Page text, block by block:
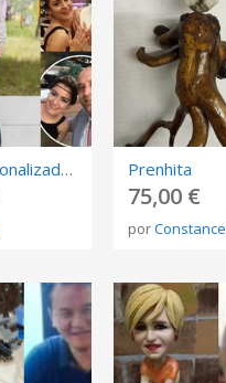
figura personalizada de fotos, 3D retrato Biscuit, muñeca de arte mini me personalizada Prenhita
75,00 €
porConstance